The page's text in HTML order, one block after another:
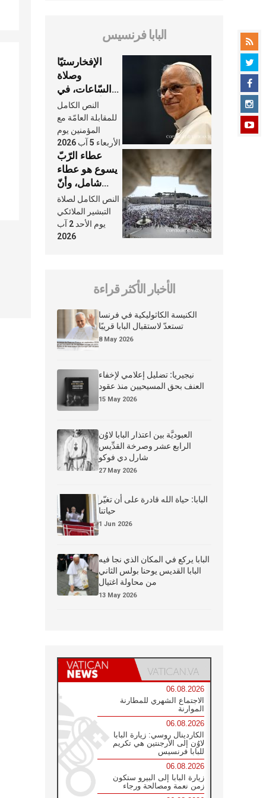
البابا فرنسيس
الإفخارستيّا
وصلاة
السّاعات، في
كلّ أسبوع وكلّ
يوم، هما النَّفَس
في حياة
الكنيسة
النص الكامل
للمقابلة العامّة مع
المؤمنين يوم
الأربعاء 5 آب 2026
عطاء الرّبّ
يسوع هو عطاء
شامل، وأنّ
عنايته بنا لا
تغيب عنّا أبدًا
النص الكامل لصلاة
التبشير الملائكي
يوم الأحد 2 آب
2026
الأخبار الأكثر قراءة
الكنيسة الكاثوليكية في فرنسا
تستعدّ لاستقبال البابا قريبًا
8 May 2026
نيجيريا: تضليل إعلامي لإخفاء
العنف بحق المسيحيين منذ عقود
15 May 2026
العبوديَّة بين اعتذار البابا لاوُن
الرابع عشر وصرخة القدِّيس
شارل دي فوكو
27 May 2026
البابا: حياة الله قادرة على أن تغيّر
حياتنا
1 Jun 2026
البابا يركع في المكان الذي نجا فيه
البابا القديس يوحنا بولس الثاني
من محاولة اغتيال
13 May 2026
06.08.2026
الاجتماع الشهري للمطارنة
الموارنة
06.08.2026
الكاردينال روسي: زيارة البابا
لاوُن إلى الأرجنتين هي تكريم
للبابا فرنسيس
06.08.2026
زيارة البابا إلى البيرو ستكون
زمن نعمة ومصالحة ورجاء